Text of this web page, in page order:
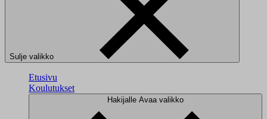
Sulje valikko
Etusivu
Koulutukset
Hakijalle Avaa valikko